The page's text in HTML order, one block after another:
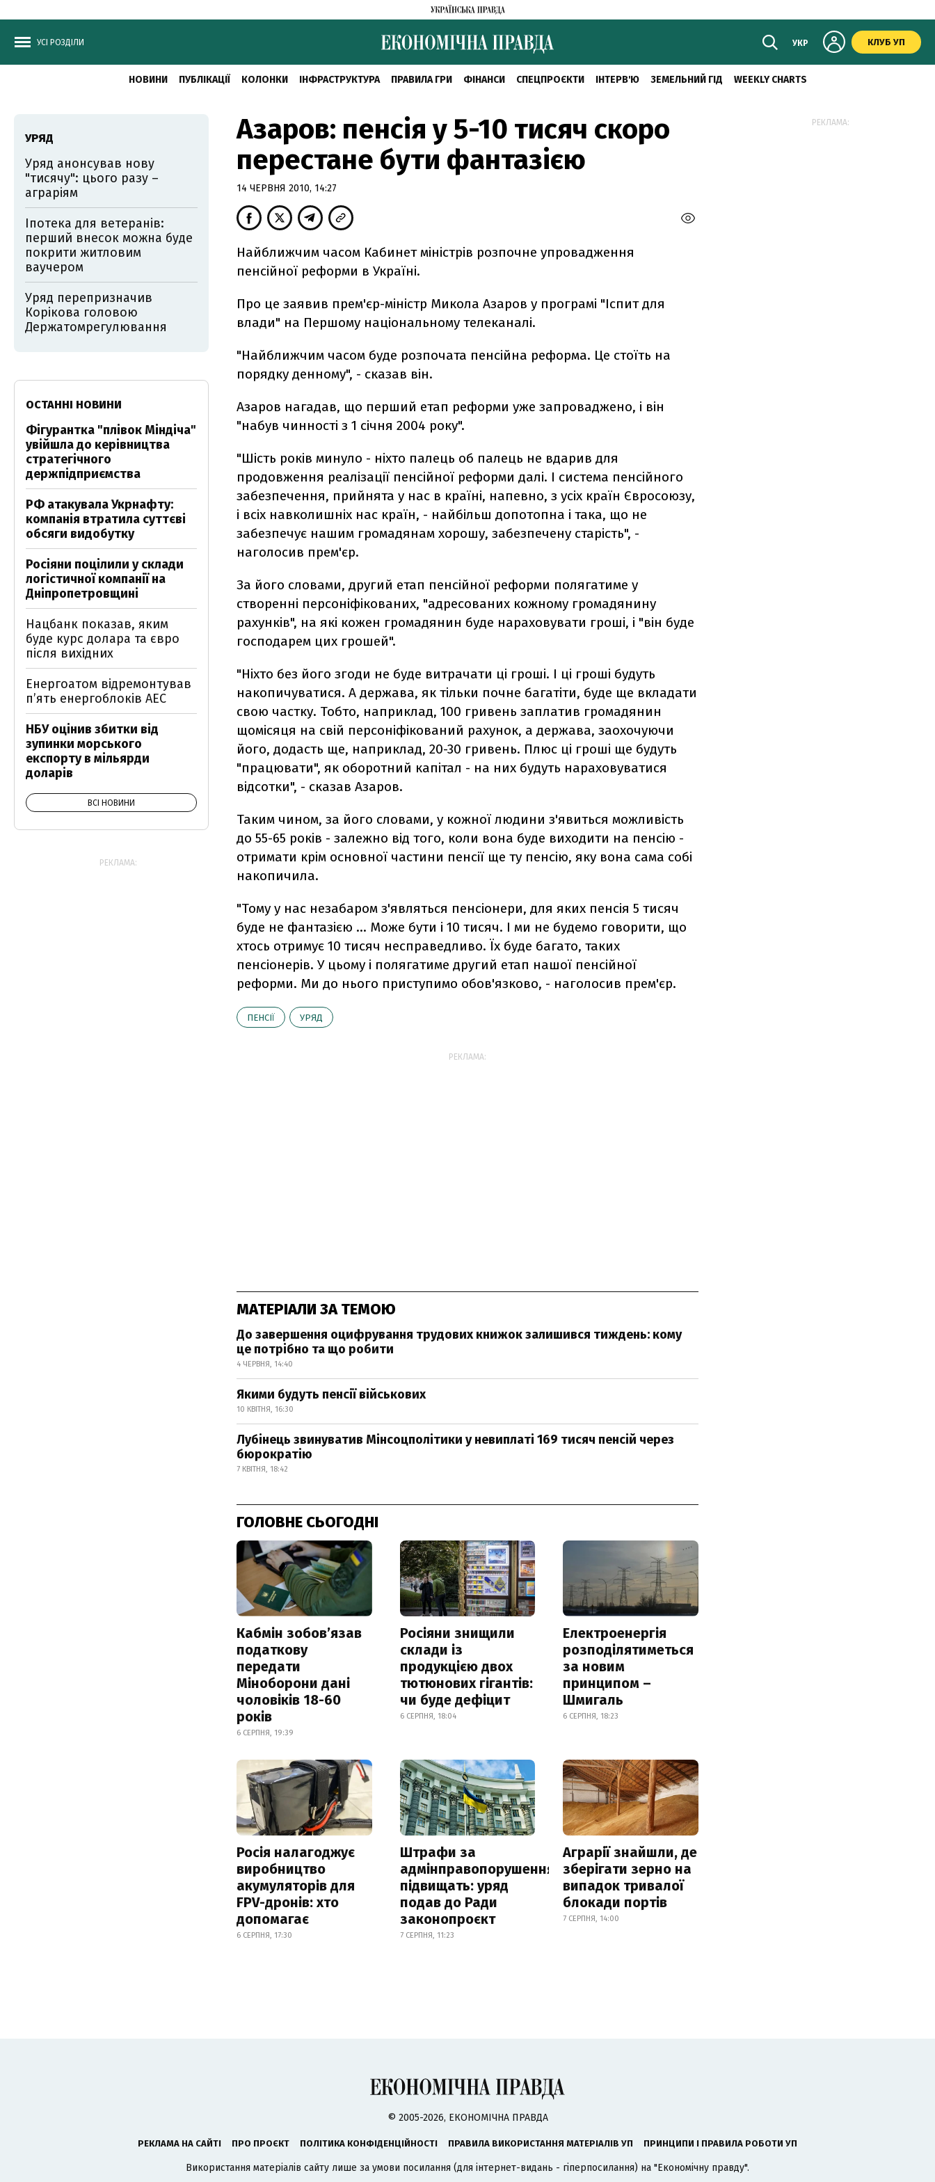
УСІ РОЗДІЛИ УКР КЛУБ УП
НОВИНИ ПУБЛІКАЦІЇ КОЛОНКИ ІНФРАСТРУКТУРА ПРАВИЛА ГРИ ФІНАНСИ СПЕЦПРОЄКТИ ІНТЕРВ'Ю ЗЕМЕЛЬНИЙ ГІД WEEKLY CHARTS
Азаров: пенсія у 5-10 тисяч скоро
перестане бути фантазією
14 ЧЕРВНЯ 2010, 14:27
Найближчим часом Кабинет міністрів розпочне упровадження
пенсійної реформи в Україні.
Про це заявив прем'єр-міністр Микола Азаров у програмі "Іспит для
влади" на Першому національному телеканалі.
"Найближчим часом буде розпочата пенсійна реформа. Це стоїть на
порядку денному", - сказав він.
Азаров нагадав, що перший етап реформи уже запроваджено, і він
"набув чинності з 1 січня 2004 року".
"Шість років минуло - ніхто палець об палець не вдарив для
продовження реалізації пенсійної реформи далі. І система пенсійного
забезпечення, прийнята у нас в країні, напевно, з усіх країн Євросоюзу,
і всіх навколишніх нас країн, - найбільш допотопна і така, що не
забезпечує нашим громадянам хорошу, забезпечену старість", -
наголосив прем'єр.
За його словами, другий етап пенсійної реформи полягатиме у
створенні персоніфікованих, "адресованих кожному громадянину
рахунків", на які кожен громадянин буде нараховувати гроші, і "він буде
господарем цих грошей".
"Ніхто без його згоди не буде витрачати ці гроші. І ці гроші будуть
накопичуватися. А держава, як тільки почне багатіти, буде ще вкладати
свою частку. Тобто, наприклад, 100 гривень заплатив громадянин
щомісяця на свій персоніфікований рахунок, а держава, заохочуючи
його, додасть ще, наприклад, 20-30 гривень. Плюс ці гроші ще будуть
"працювати", як оборотний капітал - на них будуть нараховуватися
відсотки", - сказав Азаров.
Таким чином, за його словами, у кожної людини з'явиться можливість
до 55-65 років - залежно від того, коли вона буде виходити на пенсію -
отримати крім основної частини пенсії ще ту пенсію, яку вона сама собі
накопичила.
"Тому у нас незабаром з'являться пенсіонери, для яких пенсія 5 тисяч
буде не фантазією ... Може бути і 10 тисяч. І ми не будемо говорити, що
хтось отримує 10 тисяч несправедливо. Їх буде багато, таких
пенсіонерів. У цьому і полягатиме другий етап нашої пенсійної
реформи. Ми до нього приступимо обов'язково, - наголосив прем'єр.
ПЕНСІЇ УРЯД
РЕКЛАМА:
МАТЕРІАЛИ ЗА ТЕМОЮ
До завершення оцифрування трудових книжок залишився тиждень: кому
це потрібно та що робити
4 ЧЕРВНЯ, 14:40
Якими будуть пенсії військових
10 КВІТНЯ, 16:30
Лубінець звинуватив Мінсоцполітики у невиплаті 169 тисяч пенсій через
бюрократію
7 КВІТНЯ, 18:42
ГОЛОВНЕ СЬОГОДНІ
Кабмін зобовʼязав
податкову
передати
Міноборони дані
чоловіків 18-60
років
6 СЕРПНЯ, 19:39
Росіяни знищили
склади із
продукцією двох
тютюнових гігантів:
чи буде дефіцит
6 СЕРПНЯ, 18:04
Електроенергія
розподілятиметься
за новим
принципом –
Шмигаль
6 СЕРПНЯ, 18:23
Росія налагоджує
виробництво
акумуляторів для
FPV-дронів: хто
допомагає
6 СЕРПНЯ, 17:30
Штрафи за
адмінправопорушення
підвищать: уряд
подав до Ради
законопроєкт
7 СЕРПНЯ, 11:23
Аграрії знайшли, де
зберігати зерно на
випадок тривалої
блокади портів
7 СЕРПНЯ, 14:00
УРЯД
Уряд анонсував нову
"тисячу": цього разу –
аграріям
Іпотека для ветеранів:
перший внесок можна буде
покрити житловим
ваучером
Уряд перепризначив
Корікова головою
Держатомрегулювання
ОСТАННІ НОВИНИ
Фігурантка "плівок Міндіча"
увійшла до керівництва
стратегічного
держпідприємства
РФ атакувала Укрнафту:
компанія втратила суттєві
обсяги видобутку
Росіяни поцілили у склади
логістичної компанії на
Дніпропетровщині
Нацбанк показав, яким
буде курс долара та євро
після вихідних
Енергоатом відремонтував
п’ять енергоблоків АЕС
НБУ оцінив збитки від
зупинки морського
експорту в мільярди
доларів
ВСІ НОВИНИ
РЕКЛАМА:
РЕКЛАМА:
© 2005-2026, ЕКОНОМІЧНА ПРАВДА
РЕКЛАМА НА САЙТІ ПРО ПРОЄКТ ПОЛІТИКА КОНФІДЕНЦІЙНОСТІ ПРАВИЛА ВИКОРИСТАННЯ МАТЕРІАЛІВ УП ПРИНЦИПИ І ПРАВИЛА РОБОТИ УП
Використання матеріалів сайту лише за умови посилання (для інтернет-видань - гіперпосилання) на "Економічну правду".